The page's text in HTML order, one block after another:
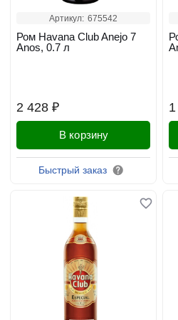
Артикул: 675542
2 428 ₽
Ром Havana Club Anejo 7
Anos, 0.7 л
В корзину
Быстрый заказ